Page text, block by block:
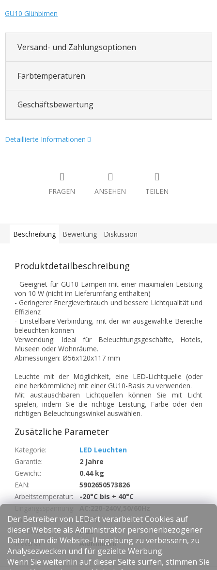
Der Betreiber von LEDart verarbeitet Cookies auf
dieser Website als Administrator personenbezogener
Daten, um die Website-Umgebung zu verbessern, zu
Analysezwecken und für gezielte Werbung.
Wenn Sie weiterhin auf dieser Seite surfen, stimmen Sie
GU10 Glühbirnen
Versand- und Zahlungsoptionen
Farbtemperaturen
Geschäftsbewertung
Detaillierte Informationen
FRAGEN ANSEHEN TEILEN
Beschreibung Bewertung Diskussion
Produktdetailbeschreibung
- Geeignet für GU10-Lampen mit einer maximalen Leistung
von 10 W (nicht im Lieferumfang enthalten)
- Geringerer Energieverbrauch und bessere Lichtqualität und
Effizienz
- Einstellbare Verbindung, mit der wir ausgewählte Bereiche
beleuchten können
Verwendung: Ideal für Beleuchtungsgeschäfte, Hotels,
Museen oder Wohnräume.
Abmessungen: Ø56x120x117 mm
Leuchte mit der Möglichkeit, eine LED-Lichtquelle (oder
eine herkömmliche) mit einer GU10-Basis zu verwenden.
Mit austauschbaren Lichtquellen können Sie mit Licht
spielen, indem Sie die richtige Leistung, Farbe oder den
richtigen Beleuchtungswinkel auswählen.
Zusätzliche Parameter
Kategorie:
LED Leuchten
Garantie:
2 Jahre
Gewicht:
0.44 kg
EAN:
5902650573826
Arbeitstemperatur:
-20°C bis + 40°C
Farbe:
Weiß
IP-Schutz:
IP20
Material: Aluminium